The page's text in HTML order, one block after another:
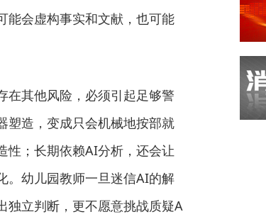
能会虚构事实和文献，也可能
其他风险，必须引起足够警
塑造，变成只会机械地按部就
性；长期依赖AI分析，还会让
。幼儿园教师一旦迷信AI的解
独立判断，更不愿意挑战质疑A